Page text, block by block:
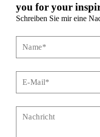
you for your
Schreiben Sie mir eine